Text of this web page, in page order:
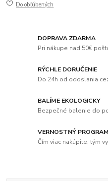
Do obľúbených
DOPRAVA ZDARMA
Pri nákupe nad 50€
RÝCHLE DORUČENIE
Do 24h od odoslania
BALÍME EKOLOGICKY
Bezpečné balenie do
VERNOSTNÝ PROGRAM
Čím viac nakúpite, tým